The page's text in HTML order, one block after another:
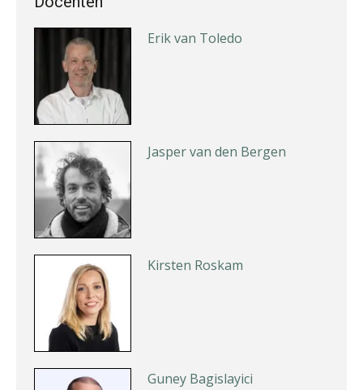
Erik van Toledo
Jasper van den Bergen
Kirsten Roskam
Guney Bagislayici